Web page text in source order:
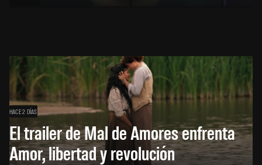
HACE 2 DÍAS
El trailer de Mal de Amores enfrenta
Amor, libertad y revolución